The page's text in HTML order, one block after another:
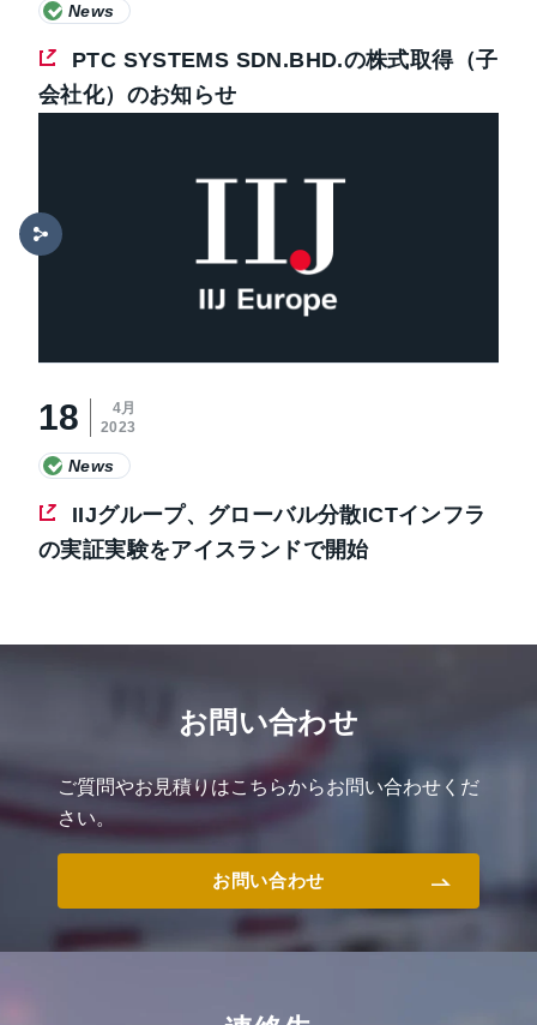
News
PTC SYSTEMS SDN.BHD.の株式取得（子
会社化）のお知らせ
18
4月
2023
News
IIJグループ、グローバル分散ICTインフラ
の実証実験をアイスランドで開始
お問い合わせ
ご質問やお見積りはこちらからお問い合わせくだ
さい。
お問い合わせ